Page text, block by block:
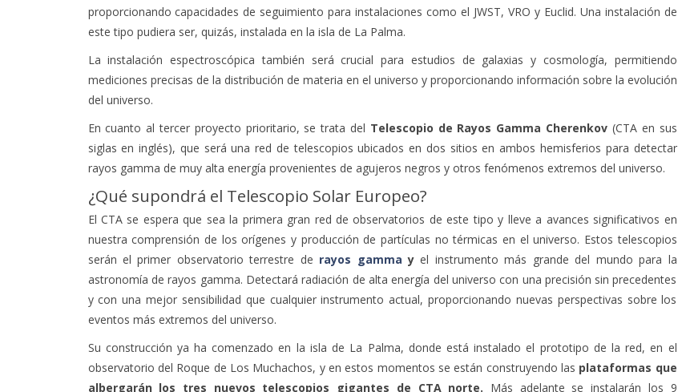
proporcionando capacidades de seguimiento para instalaciones como el JWST, VRO y Euclid. Una instalación de
este tipo pudiera ser, quizás, instalada en la isla de La Palma.
La instalación espectroscópica también será crucial para estudios de galaxias y cosmología, permitiendo
mediciones precisas de la distribución de materia en el universo y proporcionando información sobre la evolución
del universo.
En cuanto al tercer proyecto prioritario, se trata del Telescopio de Rayos Gamma Cherenkov (CTA en sus
siglas en inglés), que será una red de telescopios ubicados en dos sitios en ambos hemisferios para detectar
rayos gamma de muy alta energía provenientes de agujeros negros y otros fenómenos extremos del universo.
¿Qué supondrá el Telescopio Solar Europeo?
El CTA se espera que sea la primera gran red de observatorios de este tipo y lleve a avances significativos en
nuestra comprensión de los orígenes y producción de partículas no térmicas en el universo. Estos telescopios
serán el primer observatorio terrestre de rayos gamma y el instrumento más grande del mundo para la
astronomía de rayos gamma. Detectará radiación de alta energía del universo con una precisión sin precedentes
y con una mejor sensibilidad que cualquier instrumento actual, proporcionando nuevas perspectivas sobre los
eventos más extremos del universo.
Su construcción ya ha comenzado en la isla de La Palma, donde está instalado el prototipo de la red, en el
observatorio del Roque de Los Muchachos, y en estos momentos se están construyendo las plataformas que
albergarán los tres nuevos telescopios gigantes de CTA norte. Más adelante se instalarán los 9